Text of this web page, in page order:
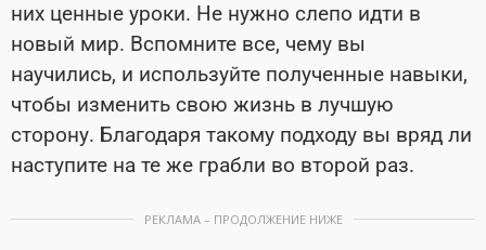
них ценные уроки. Не нужно слепо идти в
новый мир. Вспомните все, чему вы
научились, и используйте полученные навыки,
чтобы изменить свою жизнь в лучшую
сторону. Благодаря такому подходу вы вряд ли
наступите на те же грабли во второй раз.
РЕКЛАМА – ПРОДОЛЖЕНИЕ НИЖЕ